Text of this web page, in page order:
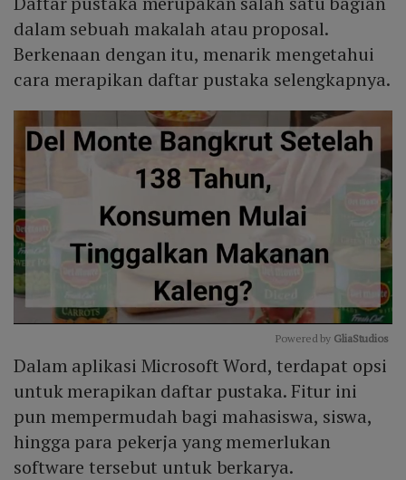
dalam sebuah makalah atau proposal.
Berkenaan dengan itu, menarik mengetahui
cara merapikan daftar pustaka selengkapnya.
Mute
Powered by GliaStudios
Dalam aplikasi Microsoft Word, terdapat opsi
untuk merapikan daftar pustaka. Fitur ini
pun mempermudah bagi mahasiswa, siswa,
hingga para pekerja yang memerlukan
software tersebut untuk berkarya.